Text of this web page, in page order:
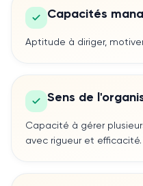
Capacités
Aptitude à diriger,
Sens de
Capacité à gérer
avec rigueur et efficacité.